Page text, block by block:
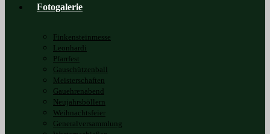
Fotogalerie
Finkensteinmesse
Leonhardi
Pfarrfest
Gauschützenball
Meisterschaften
Gauehrenabend
Neujahrsböllern
Weihnachtsfeier
Generalversammlung